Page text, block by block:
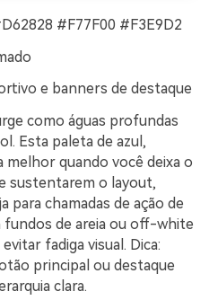
#F77F00 #F3E9D2
e banners de destaque
como águas profundas
Esta paleta de azul,
quando você deixa o
sustentarem o layout,
para chamadas de ação de
de areia ou off-white
fadiga visual. Dica:
principal ou destaque
clara.